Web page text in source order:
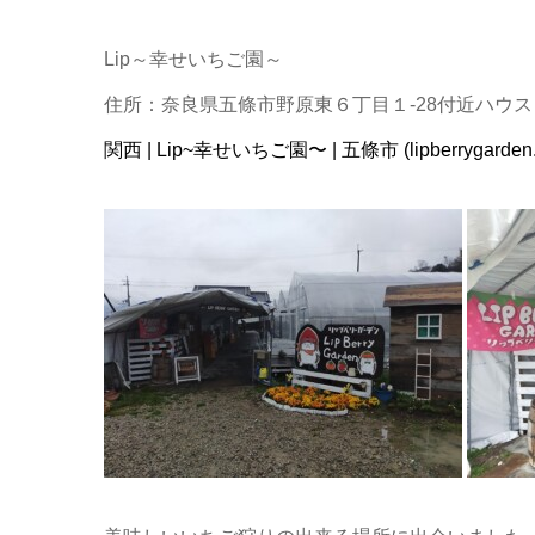
Lip～幸せいちご園～
住所：奈良県五條市野原東６丁目１-28付近ハウス
関西 | Lip~幸せいちご園〜 | 五條市